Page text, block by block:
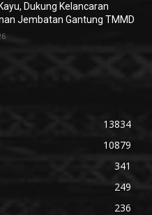
Dukung Kelancaran
Jembatan Gantung TMMD
13834
10879
341
249
236